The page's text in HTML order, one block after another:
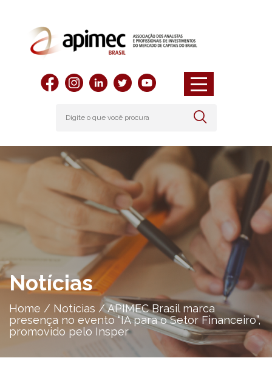
Notícias
Home / Notícias /APIMEC Brasil marca
presença no evento “IA para o Setor Financeiro”,
promovido pelo Insper